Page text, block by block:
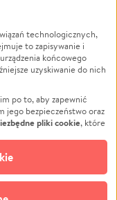
Powódź
Wichura
NGO
Edukacja
Podróż
Impreza
środowiska
Biznes
technologicznych,
to zapisywanie i
końcowego
uzyskiwanie do nich
po to, aby zapewnić
jego bezpieczeństwo oraz
pliki cookie, które
Możesz wyrazić
momencie masz
zgodami cookie”,